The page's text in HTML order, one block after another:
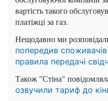
вартість такого
платіжці за газ.
Нещодавно ми
попередив
правила передачі
Також "Стіна"
озвучили тариф до